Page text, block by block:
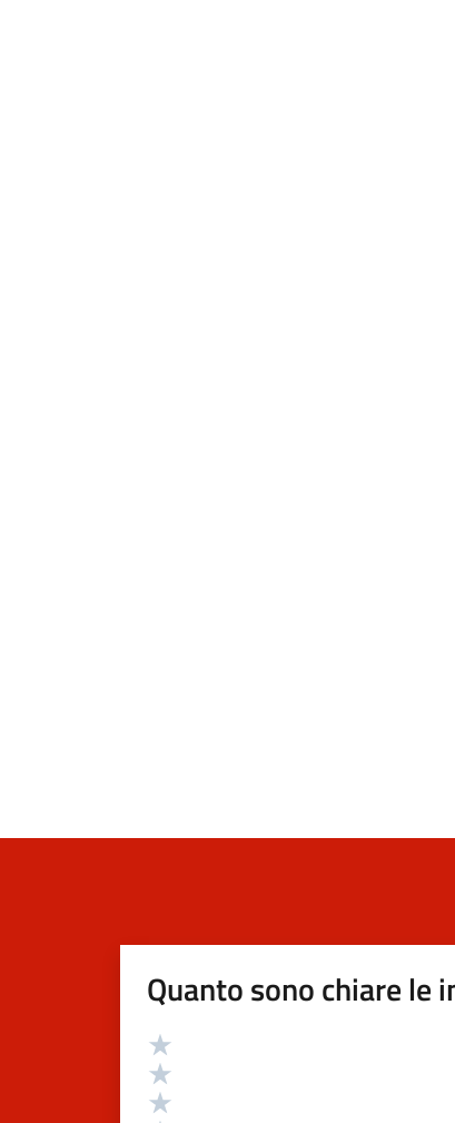
Quanto sono chiare le
Valutazione